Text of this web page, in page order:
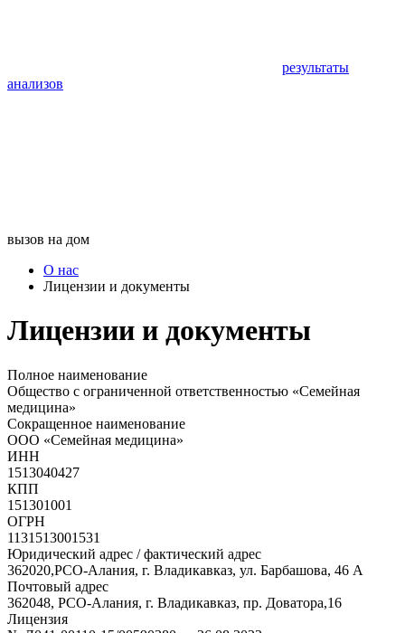
результаты
анализов
вызов на дом
О нас
Лицензии и документы
Лицензии и документы
Полное наименование
Общество с ограниченной ответственностью «Семейная
медицина»
Сокращенное наименование
ООО «Семейная медицина»
ИНН
1513040427
КПП
151301001
ОГРН
1131513001531
Юридический адрес / фактический адрес
362020,РСО-Алания, г. Владикавказ, ул. Барбашова, 46 А
Почтовый адрес
362048, РСО-Алания, г. Владикавказ, пр. Доватора,16
Лицензия